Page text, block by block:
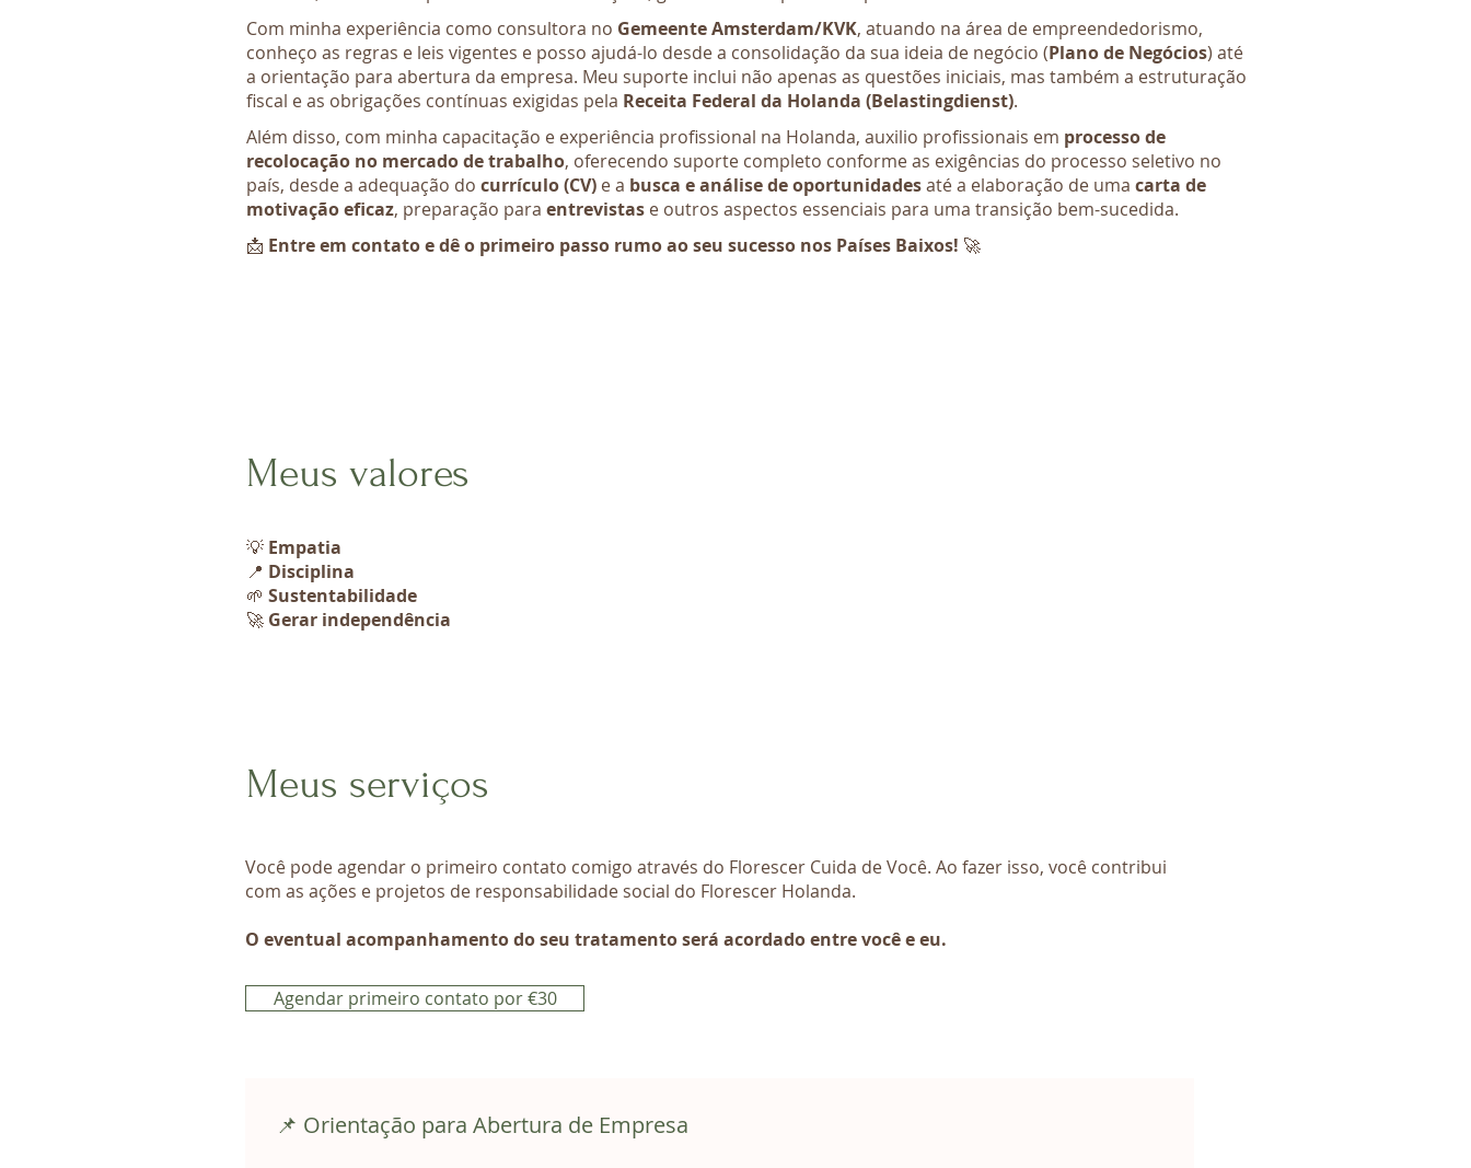
Com minha experiência como consultora no Gemeente Amsterdam/KVK, atuando na área de empreendedorismo,
conheço as regras e leis vigentes e posso ajudá-lo desde a consolidação da sua ideia de negócio (Plano de Negócios) até
a orientação para abertura da empresa. Meu suporte inclui não apenas as questões iniciais, mas também a estruturação
fiscal e as obrigações contínuas exigidas pela Receita Federal da Holanda (Belastingdienst).
Além disso, com minha capacitação e experiência profissional na Holanda, auxilio profissionais em processo de
recolocação no mercado de trabalho, oferecendo suporte completo conforme as exigências do processo seletivo no
país, desde a adequação do currículo (CV) e a busca e análise de oportunidadesaté a elaboração de uma carta de
motivação eficaz, preparação para entrevistas e outros aspectos essenciais para uma transição bem-sucedida.
📩 Entre em contato e dê o primeiro passo rumo ao seu sucesso nos Países Baixos! 🚀
Meus valores
💡 Empatia
📍 Disciplina
🌱 Sustentabilidade
🚀 Gerar independência
Meus serviços
Você pode agendar o primeiro contato comigo através do Florescer Cuida de Você.​ Ao fazer isso, você contribui
com as ações e projetos de responsabilidade social do Florescer Holanda.
O eventual acompanhamento do seu tratamento será acordado entre você e eu.
Agendar primeiro contato por €30
📌 Orientação para Abertura de Empresa